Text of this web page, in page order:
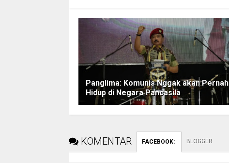
Panglima: Komunis Nggak akan Pernah
Hidup di Negara Pancasila
KOMENTAR FACEBOOK: BLOGGER